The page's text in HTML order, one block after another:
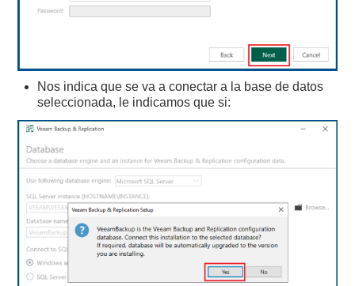
Nos indica que se va a conectar a la base de datos
seleccionada, le indicamos que si: